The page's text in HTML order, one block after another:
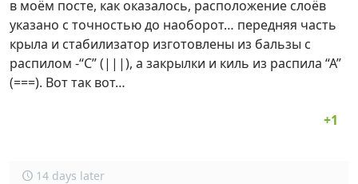
в моём посте, как оказалось, расположение слоёв
указано с точностью до наоборот… передняя часть
крыла и стабилизатор изготовлены из бальзы с
распилом -“С” (|||), а закрылки и киль из распила “А”
(===). Вот так вот…
14 days later